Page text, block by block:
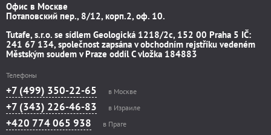
Офис в Москве
Потаповский пер., 8/12, корп.2, оф. 10.
Tutafe, s.r.o. se sídlem Geologická 1218/2c, 152 00 Praha 5 IČ:
241 67 134, společnost zapsána v obchodním rejstříku vedeném
Městským soudem v Praze oddíl C vložka 184883
Телефоны
+7 (499) 350-22-65 в Москве
+7 (343) 226-46-83 в Израиле
+420 774 065 938 в Праге